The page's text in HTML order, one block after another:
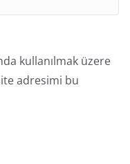
kullanılmak üzere
adresimi bu